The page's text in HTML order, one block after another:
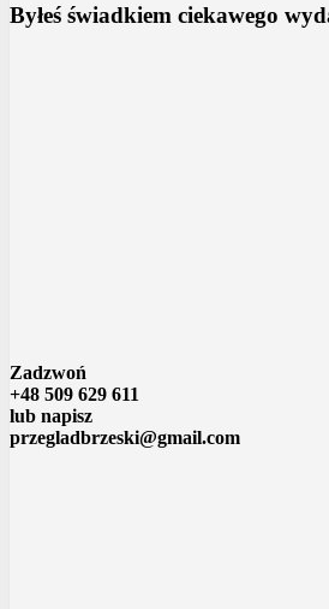
Byłeś świadkiem ciekawego
Zadzwoń
+48 509 629 611
lub napisz
przegladbrzeski@gmail.com